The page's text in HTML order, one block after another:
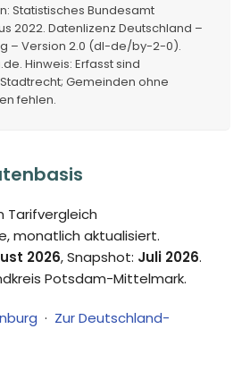
Statistisches Bundesamt
2022. Datenlizenz Deutschland –
– Version 2.0 (dl-de/by-2-0).
Hinweis: Erfasst sind
Gemeinden ohne
fehlen.
Tarifvergleich
monatlich aktualisiert.
2026, Snapshot: Juli 2026.
Potsdam-Mittelmark.
· Zur Deutschland-